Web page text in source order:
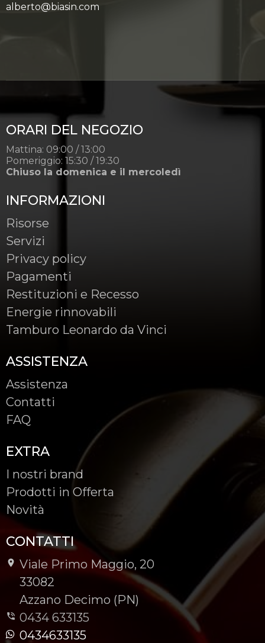
alberto@biasin.com
ORARI DEL NEGOZIO
Mattina: 09:00 / 13:00
Pomeriggio: 15:30 / 19:30
Chiuso la domenica e il mercoledì
INFORMAZIONI
Risorse
Servizi
Privacy policy
Pagamenti
Restituzioni e Recesso
Energie rinnovabili
Tamburo Leonardo da Vinci
ASSISTENZA
Assistenza
Contatti
FAQ
EXTRA
I nostri brand
Prodotti in Offerta
Novità
CONTATTI
Viale Primo Maggio, 20
-
33082
-
Azzano Decimo (PN)
0434 633135
0434633135